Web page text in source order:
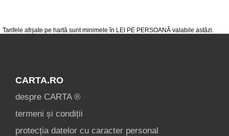
Tarifele afișate pe hartă sunt minimele în LEI PE PERSOANĂ valabile astăzi.
Arieșeni? »
CARTA.RO
despre CARTA ®
termeni și condiții
protecția datelor cu caracter personal